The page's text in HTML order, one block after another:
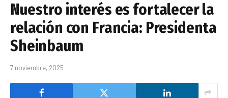
Nuestro interés es fortalecer la
relación con Francia: Presidenta
Sheinbaum
7 noviembre, 2025